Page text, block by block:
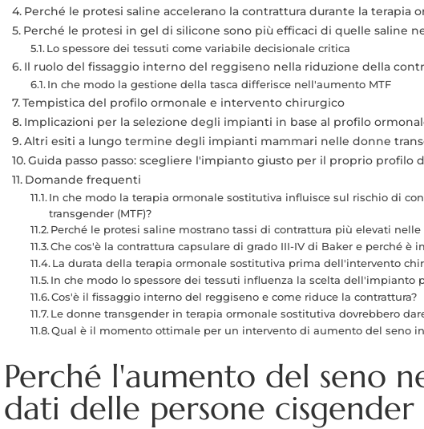
Perché le protesi saline accelerano la contrattura durante la terapia
Perché le protesi in gel di silicone sono più efficaci di quelle saline
Lo spessore dei tessuti come variabile decisionale critica
Il ruolo del fissaggio interno del reggiseno nella riduzione della
In che modo la gestione della tasca differisce nell'aumento MTF
Tempistica del profilo ormonale e intervento chirurgico
Implicazioni per la selezione degli impianti in base al profilo
Altri esiti a lungo termine degli impianti mammari nelle donne
Guida passo passo: scegliere l'impianto giusto per il proprio profilo
Domande frequenti
In che modo la terapia ormonale sostitutiva influisce sul rischio di
transgender (MTF)?
Perché le protesi saline mostrano tassi di contrattura più elevati
Che cos'è la contrattura capsulare di grado III-IV di Baker e perché è
La durata della terapia ormonale sostitutiva prima dell'intervento
In che modo lo spessore dei tessuti influenza la scelta dell'impianto
Cos'è il fissaggio interno del reggiseno e come riduce la contrattura?
Le donne transgender in terapia ormonale sostitutiva dovrebbero
Qual è il momento ottimale per un intervento di aumento del seno
Perché l'aumento del seno
dati delle persone cisgender